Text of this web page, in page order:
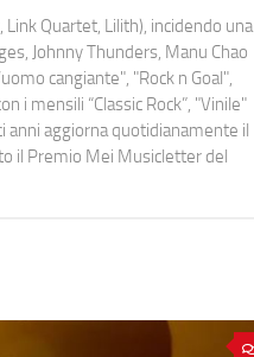
Quartet, Lilith), incidendo una
Johnny Thunders, Manu Chao
cangiante", "Rock n Goal",
i mensili “Classic Rock”, "Vinile"
anni aggiorna quotidianamente il
il Premio Mei Musicletter del